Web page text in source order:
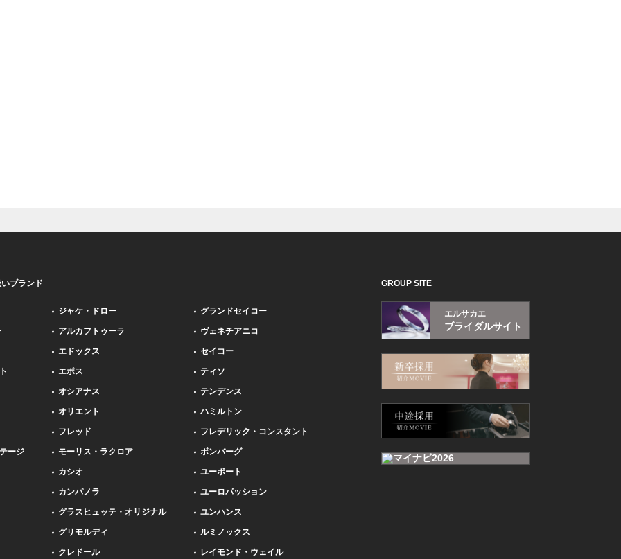
ブランド
ージ
ジャケ・ドロー
アルカフトゥーラ
エドックス
エポス
オシアナス
オリエント
フレッド
モーリス・ラクロア
カシオ
カンパノラ
グラスヒュッテ・オリジナル
グリモルディ
クレドール
グランドセイコー
ヴェネチアニコ
セイコー
ティソ
テンデンス
ハミルトン
フレデリック・コンスタント
ボンバーグ
ユーボート
ユーロパッション
ユンハンス
ルミノックス
レイモンド・ウェイル
GROUP SITE
エルサカエ
ブライダルサイト